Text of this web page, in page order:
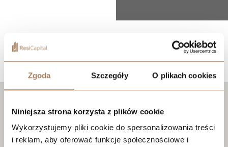
Zgoda Szczegóły O plikach cookies
Niniejsza strona korzysta z plików cookie
Wykorzystujemy pliki cookie do spersonalizowania treści
i reklam, aby oferować funkcje społecznościowe i
Localization